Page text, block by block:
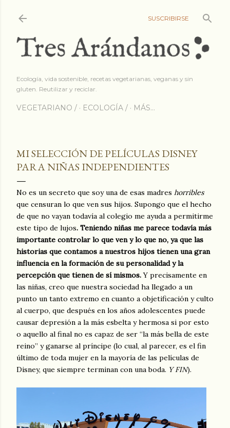
Ir al contenido
SUSCRIBIRSE
Ecología, vida sostenible, recetas vegetarianas, veganas y sin
gluten. Reutilizar y reciclar.
VEGETARIANO / ECOLOGÍA / MÁS…
MI SELECCIÓN DE PELÍCULAS DISNEY
PARA NIÑAS INDEPENDIENTES
No es un secreto que soy una de esas madres horribles
que censuran lo que ven sus hijos. Supongo que el hecho
de que no vayan todavía al colegio me ayuda a permitirme
este tipo de lujos. Teniendo niñas me parece todavía más
importante controlar lo que ven y lo que no, ya que las
historias que contamos a nuestros hijos tienen una gran
influencia en la formación de su personalidad y la
percepción que tienen de sí mismos.Y precisamente en
las niñas, creo que nuestra sociedad ha llegado a un
punto un tanto extremo en cuanto a objetificación y culto
al cuerpo, que después en los años adolescentes puede
causar depresión a la más esbelta y hermosa si por esto
o aquello al final no es capaz de ser “la más bella de este
reino” y ganarse al príncipe (lo cual, al parecer, es el fin
último de toda mujer en la mayoría de las películas de
Disney, que siempre terminan con una boda. Y FIN).